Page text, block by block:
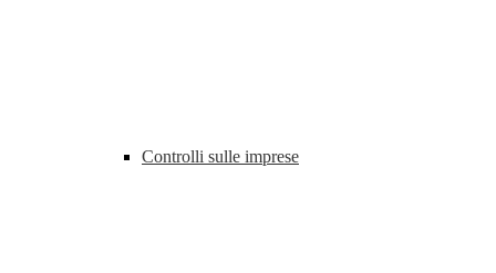
Controlli sulle imprese